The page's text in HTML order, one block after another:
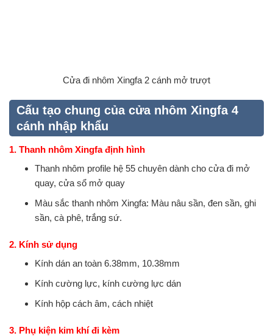
Cửa đi nhôm Xingfa 2 cánh mở trượt
Cấu tạo chung của cửa nhôm Xingfa 4
cánh nhập khẩu
1. Thanh nhôm Xingfa định hình
Thanh nhôm profile hệ 55 chuyên dành cho cửa đi mở
quay, cửa sổ mở quay
Màu sắc thanh nhôm Xingfa: Màu nâu sần, đen sần, ghi
sần, cà phê, trắng sứ.
2. Kính sử dụng
Kính dán an toàn 6.38mm, 10.38mm
Kính cường lực, kính cường lực dán
Kính hộp cách âm, cách nhiệt
3. Phụ kiện kim khí đi kèm